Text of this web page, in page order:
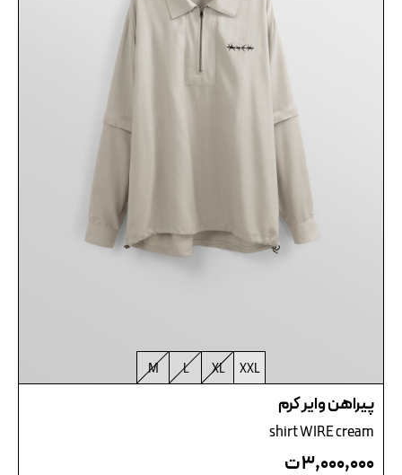
XXL
XL
L
M
پیراهن وایر کرم
shirt WIRE cream
۳,۰۰۰,۰۰۰ت